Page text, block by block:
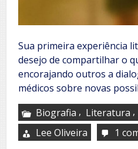
Sua primeira experiência
desejo de compartilhar o
encorajando outros a
médicos sobre novas
Biografia , Literatura ,
Lee Oliveira
1